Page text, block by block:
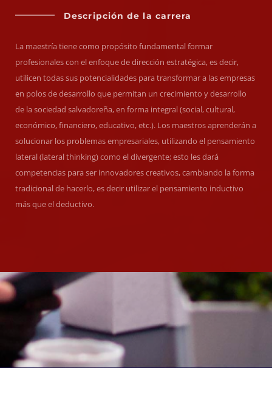
Descripción de la carrera
La maestría tiene como propósito fundamental formar
profesionales con el enfoque de dirección estratégica, es decir,
utilicen todas sus potencialidades para transformar a las empresas
en polos de desarrollo que permitan un crecimiento y desarrollo
de la sociedad salvadoreña, en forma integral (social, cultural,
económico, financiero, educativo, etc.). Los maestros aprenderán a
solucionar los problemas empresariales, utilizando el pensamiento
lateral (lateral thinking) como el divergente; esto les dará
competencias para ser innovadores creativos, cambiando la forma
tradicional de hacerlo, es decir utilizar el pensamiento inductivo
más que el deductivo.